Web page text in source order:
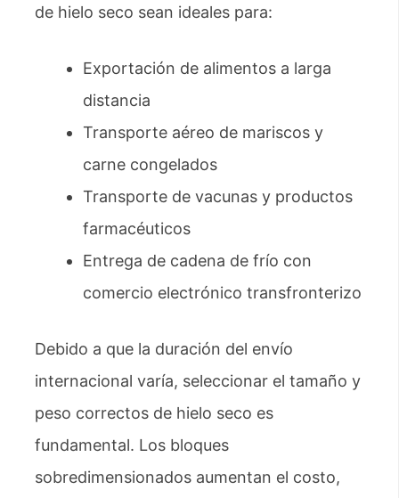
de hielo seco sean ideales para:
Exportación de alimentos a larga
distancia
Transporte aéreo de mariscos y
carne congelados
Transporte de vacunas y productos
farmacéuticos
Entrega de cadena de frío con
comercio electrónico transfronterizo
Debido a que la duración del envío
internacional varía, seleccionar el tamaño y
peso correctos de hielo seco es
fundamental. Los bloques
sobredimensionados aumentan el costo,